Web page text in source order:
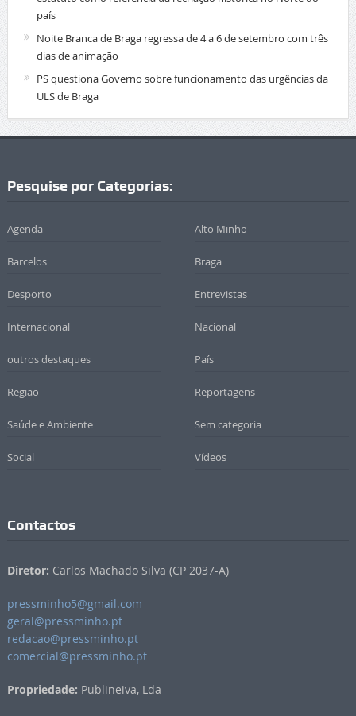
país
Noite Branca de Braga regressa de 4 a 6 de setembro com três
dias de animação
PS questiona Governo sobre funcionamento das urgências da
ULS de Braga
Pesquise por Categorias:
Agenda Alto Minho
Barcelos Braga
Desporto Entrevistas
Internacional Nacional
outros destaques País
Região Reportagens
Saúde e Ambiente Sem categoria
Social Vídeos
Contactos
Diretor: Carlos Machado Silva (CP 2037-A)
pressminho5@gmail.com
geral@pressminho.pt
redacao@pressminho.pt
comercial@pressminho.pt
Propriedade: Publineiva, Lda